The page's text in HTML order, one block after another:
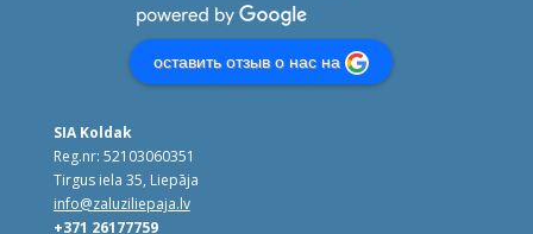
оставить отзыв о нас на
SIA Koldak
Reg.nr: 52103060351
Tirgus iela 35, Liepāja
info@zaluziliepaja.lv
+371 26177759